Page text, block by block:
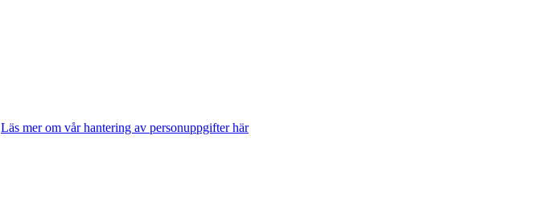
Läs mer om vår hantering av personuppgifter här